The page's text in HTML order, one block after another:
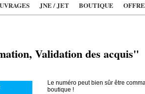
JNE / JET BOUTIQUE
Validation des acquis"
Le numéro peut bien sûr être
boutique !